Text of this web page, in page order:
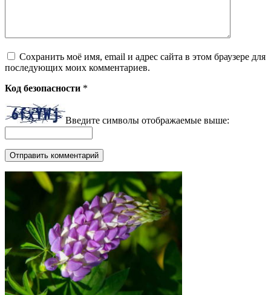
Сохранить моё имя, email и адрес сайта в этом браузере для
последующих моих комментариев.
Код безопасности *
Введите символы отображаемые выше: